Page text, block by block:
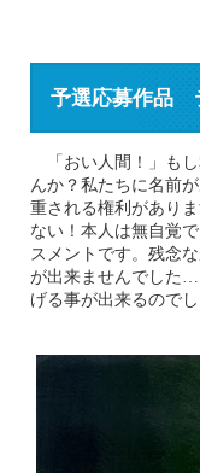
予選応募作品
「おい人間！」も
んか？私たちに名前
重される権利があり
ない！本人は無自覚
スメントです。残念
が出来ませんでした…
げる事が出来るので